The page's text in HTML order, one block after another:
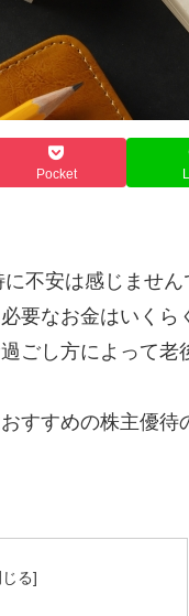
Pocket
不安は感じません
要なお金はいくら
ごし方によって老
すすめの株主優待